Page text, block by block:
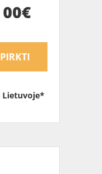
00€
PIRKTI
Lietuvoje*